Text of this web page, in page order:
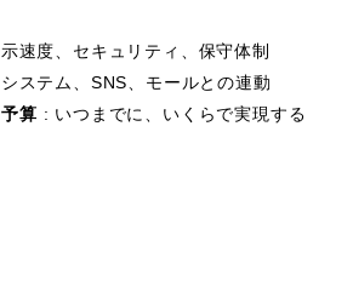
速度、セキュリティ、保守体制
ステム、SNS、モールとの連動
算 : いつまでに、いくらで実現する